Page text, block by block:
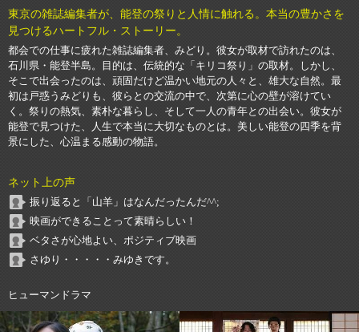
東京の雑誌編集者が、能登の祭りと人情に触れる。本当の豊かさを
見つけるハートフル・ストーリー。
都会での仕事に疲れた雑誌編集者、みどり。彼女が取材で訪れたのは、
石川県・能登半島。目的は、伝統的な「キリコ祭り」の取材。しかし、
そこで出会ったのは、頑固だけど温かい地元の人々と、雄大な自然。最
初は戸惑うみどりも、彼らとの交流の中で、次第に心の壁が溶けてい
く。祭りの熱気、素朴な暮らし、そして一人の青年との出会い。彼女が
能登で見つけた、人生で本当に大切なものとは。美しい能登の四季を背
景にした、心温まる感動の物語。
ネット上の声
振り返ると「山羊」はなんだったんだ^^;
映画ができることって素晴らしい！
ベタさが心地よい、ポジティブ映画
さゆり・・・・・みゆきです。
ヒューマンドラマ